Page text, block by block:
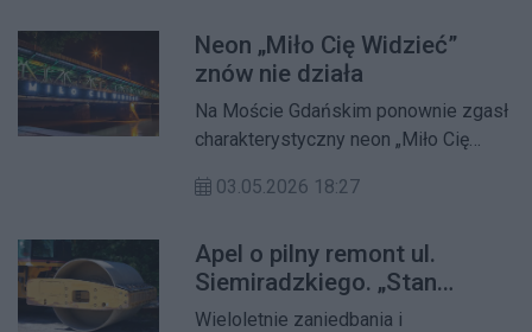
Jolanty Zjawińskiej.
Samorządowczyni pyta władze
dzielnicy, kiedy ruszy długo
oczekiwany remont.
Neon „Miło Cię Widzieć”
znów nie działa
Na Moście Gdańskim ponownie zgasł
charakterystyczny neon „Miło Cię
skierował interpelację do burmistrza,
wskazania odpowiedzialnej jednostki.
03.05.2026 18:27
Apel o pilny remont ul.
Siemiradzkiego. „Stan
nawierzchni jest krytyczny”!
Wieloletnie zaniedbania i